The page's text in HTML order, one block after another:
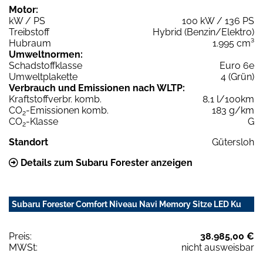
Motor:
kW / PS
100 kW / 136 PS
Treibstoff
Hybrid (Benzin/Elektro)
Hubraum
1.995 cm³
Umweltnormen:
Schadstoffklasse
Euro 6e
Umweltplakette
4 (Grün)
Verbrauch und Emissionen nach WLTP:
Kraftstoffverbr. komb.
8,1 l/100km
CO2-Emissionen komb.
183 g/km
CO2-Klasse
G
Standort
Gütersloh
Details zum Subaru Forester anzeigen
Subaru Forester Comfort Niveau Navi Memory Sitze LED Ku
Preis:
38.985,00 €
MWSt:
nicht ausweisbar